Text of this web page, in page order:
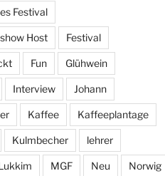
Festival
Host Festival
Fun Glühwein
Interview Johann
Kaffee Kaffeeplantage
Kulmbecher lehrer
MGF Neu Norwig